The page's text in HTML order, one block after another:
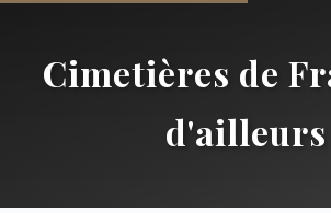
Cimetières de
d'ailleurs